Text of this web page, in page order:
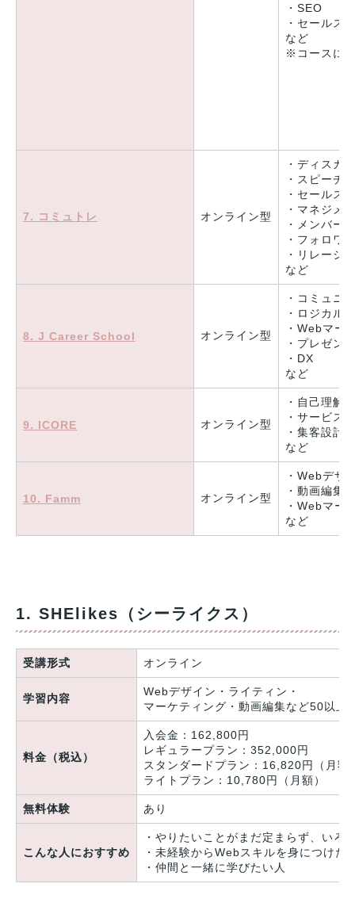
・SEO
・セールス
など
※コースに
7. コミュトレ オンライン型
・ディスカ
・スピーチ
・セールス
・マネジメ
・メンバー
・フォロワ
・リレーシ
など
8. J Career School オンライン型
・コミュニ
・ロジカル
・Webマー
・プレゼン
・DX
など
9. ICORE オンライン型
・自己理解
・サービス
・集客設計
など
10. Famm オンライン型
・Webデザ
・動画編集
・Webマー
など
1. SHElikes（シーライクス）
受講形式 オンライン
学習内容
Webデザイン・ライティン・
マーケティング・動画編集など50以上
料金（税込）
入会金：162,800円
レギュラープラン：352,000円
スタンダードプラン：16,820円（月額
ライトプラン：10,780円（月額）
無料体験 あり
こんな人におすすめ
・やりたいことがまだ定まらず、いろ
・未経験からWebスキルを身につけた
・仲間と一緒に学びたい人